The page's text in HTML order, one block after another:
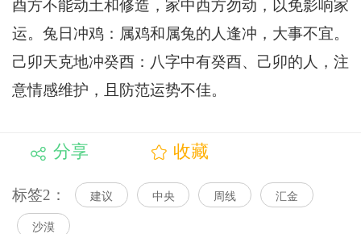
酉方不能动土和修造，家中西方勿动，以免影响家
运。兔日冲鸡：属鸡和属兔的人逢冲，大事不宜。
己卯天克地冲癸酉：八字中有癸酉、己卯的人，注
意情感维护，且防范运势不佳。
分享 收藏
标签2： 建议 中央 周线 汇金
沙漠